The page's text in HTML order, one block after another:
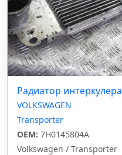
Радиатор интеркулера
VOLKSWAGEN
Transporter
OEM: 7H0145804A
Volkswagen / Transporter